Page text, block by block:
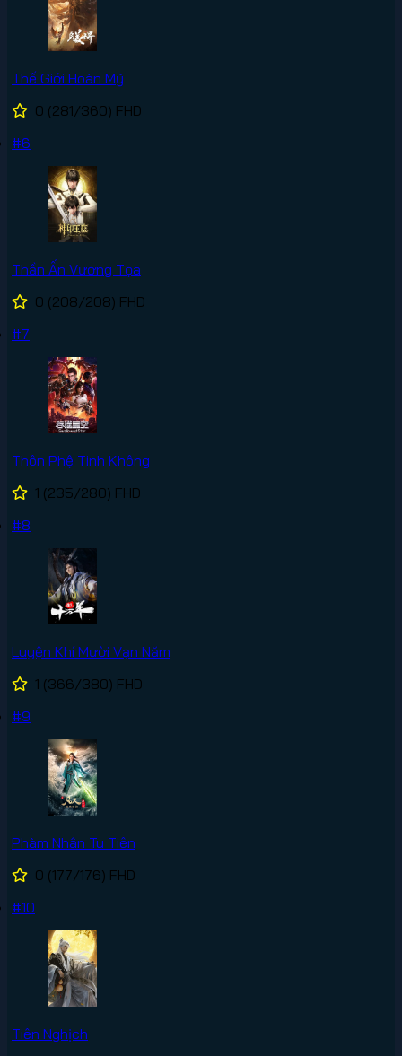
Thế Giới Hoàn Mỹ
0 (281/360) FHD
#6
Thần Ấn Vương Tọa
0 (208/208) FHD
#7
Thôn Phệ Tinh Không
1 (235/280) FHD
#8
Luyện Khí Mười Vạn Năm
1 (366/380) FHD
#9
Phàm Nhân Tu Tiên
0 (177/176) FHD
#10
Tiên Nghịch